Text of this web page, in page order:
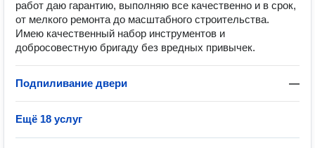
работ даю гарантию, выполняю все качественно и в срок,
от мелкого ремонта до масштабного строительства.
Имею качественный набор инструментов и
добросовестную бригаду без вредных привычек.
Подпиливание двери —
Ещё 18 услуг